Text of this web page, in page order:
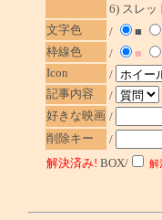
6) スレッ
文字色
/ ■
枠線色
/ ■
Icon
/
記事内容
/
好きな映画 /
削除キー
/
解決済み! BOX/ 解